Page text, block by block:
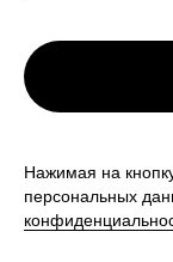
Нажимая на
персональных